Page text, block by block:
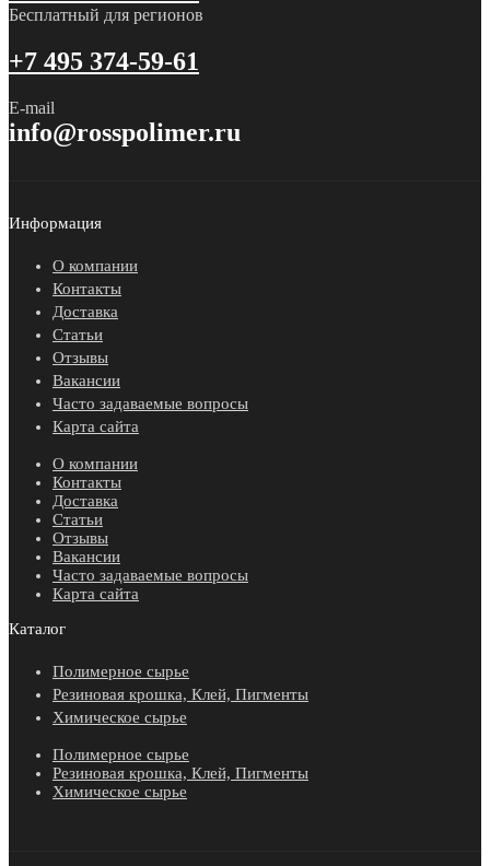
Бесплатный для регионов
+7 495 374-59-61
E-mail
info@rosspolimer.ru
Информация
О компании
Контакты
Доставка
Статьи
Отзывы
Вакансии
Часто задаваемые вопросы
Карта сайта
О компании
Контакты
Доставка
Статьи
Отзывы
Вакансии
Часто задаваемые вопросы
Карта сайта
Каталог
Полимерное сырье
Резиновая крошка, Клей, Пигменты
Химическое сырье
Полимерное сырье
Резиновая крошка, Клей, Пигменты
Химическое сырье